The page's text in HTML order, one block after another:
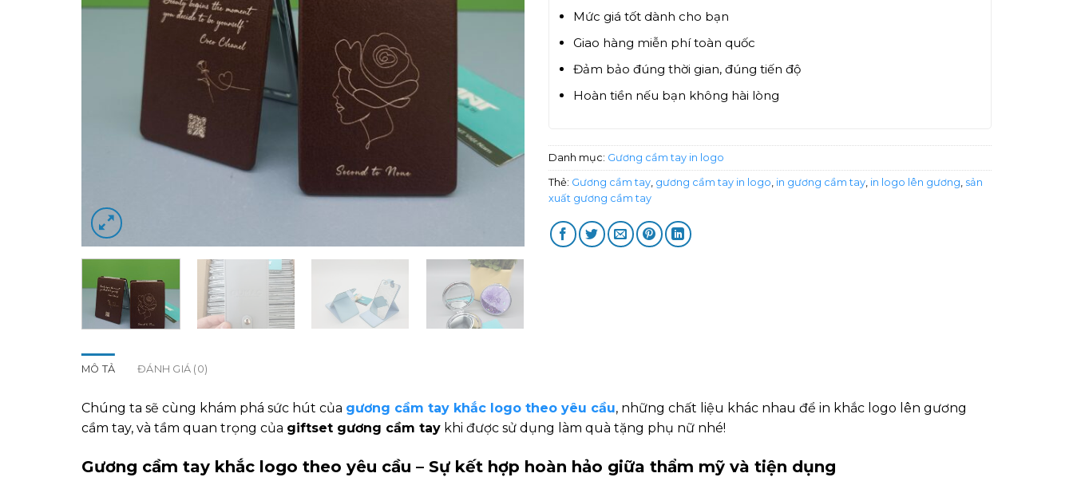
Mức giá tốt dành cho bạn
Giao hàng miễn phí toàn quốc
Đảm bảo đúng thời gian, đúng tiến độ
Hoàn tiền nếu bạn không hài lòng
Danh mục: Gương cầm tay in logo
Thẻ: Gương cầm tay, gương cầm tay in logo, in gương cầm tay, in logo lên gương, sản
xuất gương cầm tay
MÔ TẢ ĐÁNH GIÁ (0)
Chúng ta sẽ cùng khám phá sức hút của gương cầm tay khắc logo theo yêu cầu, những chất liệu khác nhau để in khắc logo lên gương
cầm tay, và tầm quan trọng của giftset gương cầm tay khi được sử dụng làm quà tặng phụ nữ nhé!
Gương cầm tay khắc logo theo yêu cầu – Sự kết hợp hoàn hảo giữa thẩm mỹ và tiện dụng